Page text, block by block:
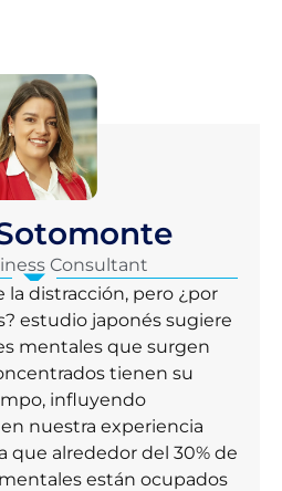
Consultant
la distracción, pero ¿por
estudio japonés sugiere
mentales que surgen
tienen su
influyendo
nuestra experiencia
que alrededor del 30% de
están ocupados